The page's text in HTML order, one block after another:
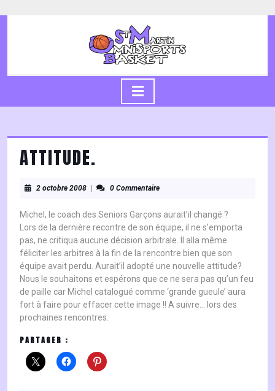
to
ATTITUDE.
2 octobre 20082
2008
0 Commentaire
Michel, le coach des Seniors Garçons aurait’il changé ?
Lors de la dernière recontre de son équipe, il ne s’emporta
pas, ne critiqua aucune décision arbitrale. Il alla même
féliciter les arbitres à la fin de la rencontre bien que son
équipe avait perdu. Aurait’il adopté une nouvelle attitude?
Nous le souhaitons et espérons que ce ne sera pas qu’un feu
de paille car Michel catalogué comme ‘grande gueule’ aura
fort à faire pour effacer cette image !! A suivre… lors des
prochaines rencontres.
PARTAGER :